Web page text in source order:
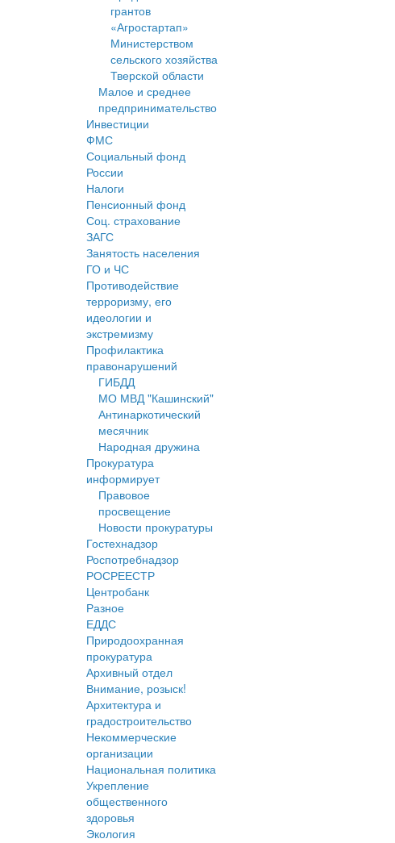
грантов
«Агростартап»
Министерством
сельского хозяйства
Тверской области
Малое и среднее
предпринимательство
Инвестиции
ФМС
Социальный фонд
России
Налоги
Пенсионный фонд
Соц. страхование
ЗАГС
Занятость населения
ГО и ЧС
Противодействие
терроризму, его
идеологии и
экстремизму
Профилактика
правонарушений
ГИБДД
МО МВД "Кашинский"
Антинаркотический
месячник
Народная дружина
Прокуратура
информирует
Правовое
просвещение
Новости прокуратуры
Гостехнадзор
Роспотребнадзор
РОСРЕЕСТР
Центробанк
Разное
ЕДДС
Природоохранная
прокуратура
Архивный отдел
Внимание, розыск!
Архитектура и
градостроительство
Некоммерческие
организации
Национальная политика
Укрепление
общественного
здоровья
Экология